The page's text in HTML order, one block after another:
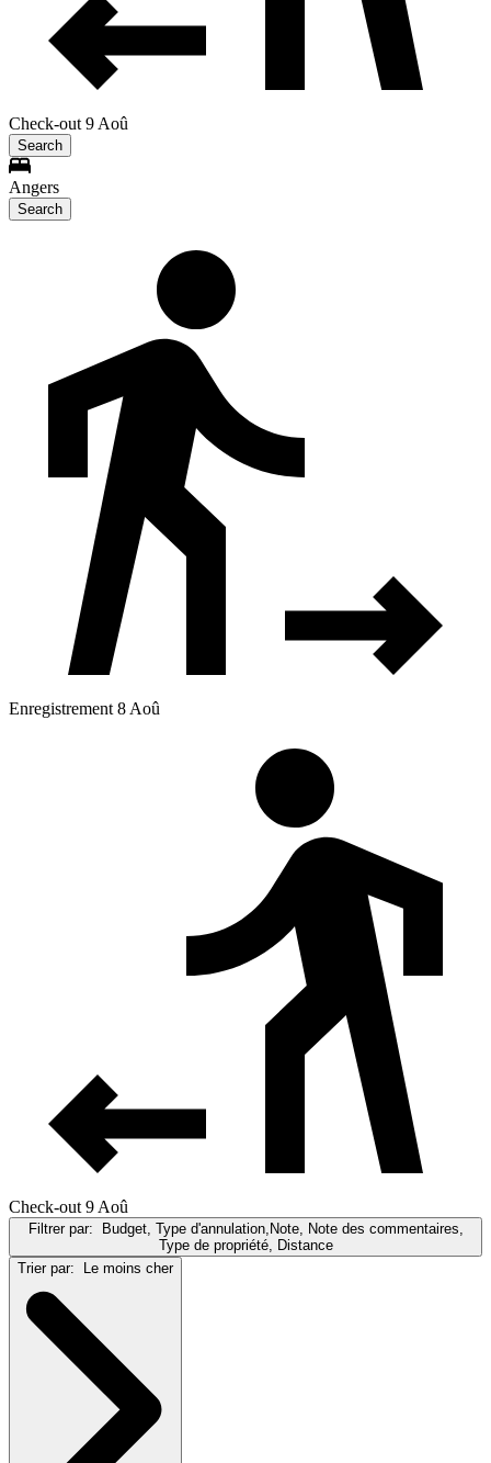
Check-out 9 Aoû
Search
Angers
Search
Enregistrement 8 Aoû
Check-out 9 Aoû
Filtrer par: Budget, Type d'annulation,Note, Note des commentaires,
Type de propriété, Distance
Trier par: Le moins cher